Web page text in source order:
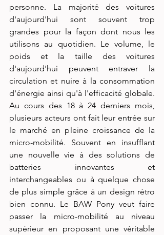
personne. La majorité des voitures
d'aujourd'hui sont souvent trop
grandes pour la façon dont nous les
utilisons au quotidien. Le volume, le
poids et la taille des voitures
d'aujourd'hui peuvent entraver la
circulation et nuire à la consommation
d'énergie ainsi qu'à l'efficacité globale.
Au cours des 18 à 24 derniers mois,
plusieurs acteurs ont fait leur entrée sur
le marché en pleine croissance de la
micro-mobilité. Souvent en insufflant
une nouvelle vie à des solutions de
batteries innovantes et
interchangeables ou à quelque chose
de plus simple grâce à un design rétro
bien connu. Le BAW Pony veut faire
passer la micro-mobilité au niveau
supérieur en proposant une véritable